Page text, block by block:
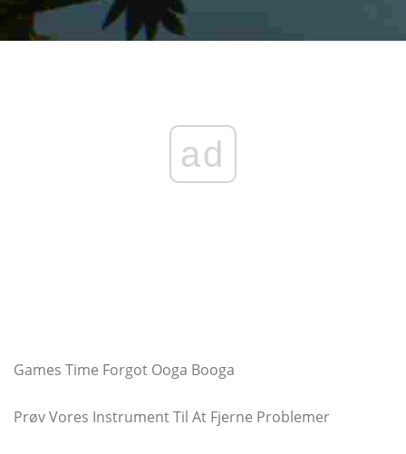
ad
Games Time Forgot Ooga Booga
Prøv Vores Instrument Til At Fjerne Problemer